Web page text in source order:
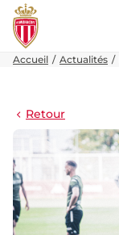
Accueil Actualités
Retour